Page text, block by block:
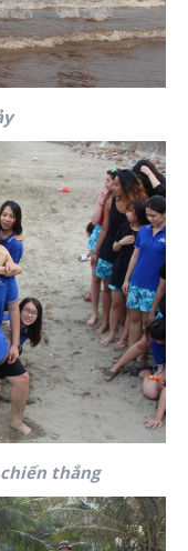
thắng